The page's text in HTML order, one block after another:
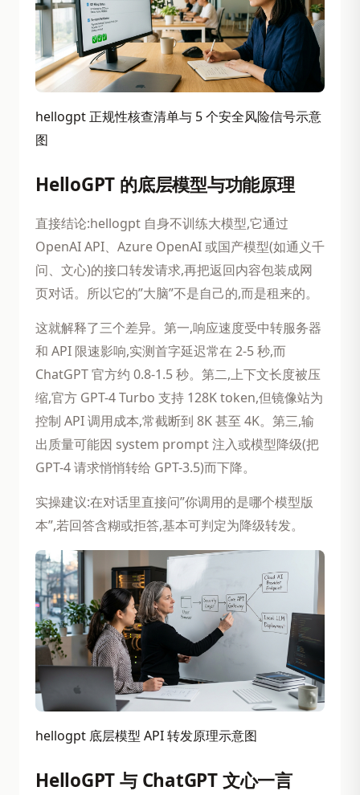
hellogpt 正规性核查清单与 5 个安全风险信号示意
图
HelloGPT 的底层模型与功能原理
直接结论:hellogpt 自身不训练大模型,它通过
OpenAI API、Azure OpenAI 或国产模型(如通义千
问、文心)的接口转发请求,再把返回内容包装成网
页对话。所以它的”大脑”不是自己的,而是租来的。
这就解释了三个差异。第一,响应速度受中转服务器
和 API 限速影响,实测首字延迟常在 2-5 秒,而
ChatGPT 官方约 0.8-1.5 秒。第二,上下文长度被压
缩,官方 GPT-4 Turbo 支持 128K token,但镜像站为
控制 API 调用成本,常截断到 8K 甚至 4K。第三,输
出质量可能因 system prompt 注入或模型降级(把
GPT-4 请求悄悄转给 GPT-3.5)而下降。
实操建议:在对话里直接问”你调用的是哪个模型版
本”,若回答含糊或拒答,基本可判定为降级转发。
hellogpt 底层模型 API 转发原理示意图
HelloGPT 与 ChatGPT 文心一言